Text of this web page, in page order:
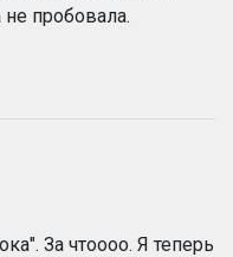
пробовала.
За чтоооо. Я теперь